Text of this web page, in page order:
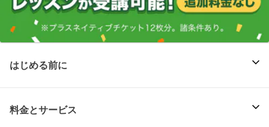
はじめる前に
料金とサービス